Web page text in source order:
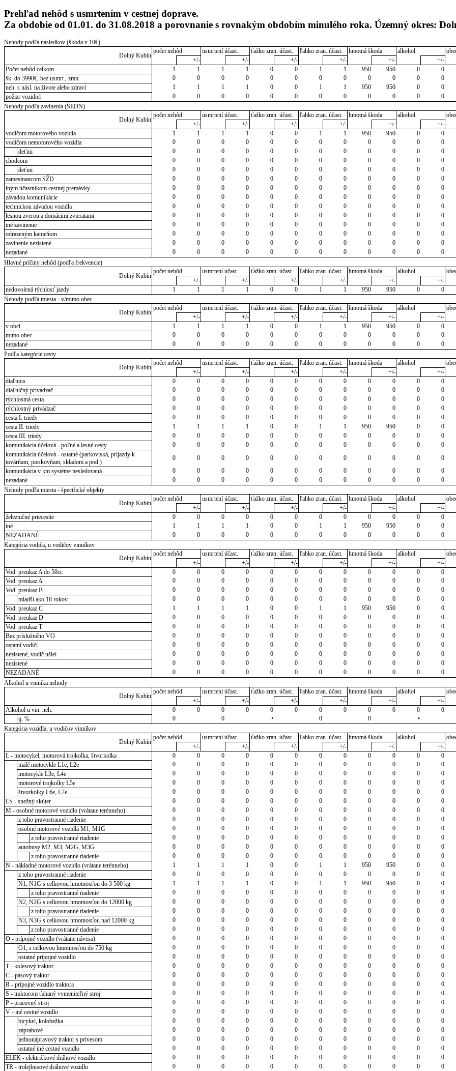
Prehľad nehôd s usmrtením v cestnej doprave.
Za obdobie od 01.01. do 31.08.2018 a porovnanie s rovnakým obdobím minulého roka. Územný okres:
Nehody podľa následkov (škoda v 10€)
Dolný Kubín
počet nehôd usmrtení účast. ťažko zran. účast. ľahko zran. účast. hmotná škoda alkohol
+/-
+/- +/- +/- +/- +/-
Počet nehôd celkom
1 1 1 1 0 0 1 1 950 950 0 0
šk. do 3990€, bez usmrt., zran.
0 0 0 0 0 0 0 0 0 0 0 0
neh. s násl. na živote alebo zdraví
1 1 1 1 0 0 1 1 950 950 0 0
požiar vozidiel
0 0 0 0 0 0 0 0 0 0 0 0
Nehody podľa zavinenia (ŠEDN)
Dolný Kubín
počet nehôd usmrtení účast. ťažko zran. účast. ľahko zran. účast. hmotná škoda alkohol
+/-
+/- +/- +/- +/- +/-
vodičom motorového vozidla
1 1 1 1 0 0 1 1 950 950 0 0
vodičom nemotorového vozidla
0 0 0 0 0 0 0 0 0 0 0 0
deťmi
0 0 0 0 0 0 0 0 0 0 0 0
chodcom
0 0 0 0 0 0 0 0 0 0 0 0
deťmi
0 0 0 0 0 0 0 0 0 0 0 0
zamestnancom SŽD
0 0 0 0 0 0 0 0 0 0 0 0
iným účastníkom cestnej premávky
0 0 0 0 0 0 0 0 0 0 0 0
závadou komunikácie
0 0 0 0 0 0 0 0 0 0 0 0
technickou závadou vozidla
0 0 0 0 0 0 0 0 0 0 0 0
lesnou zverou a domácimi zvieratami
0 0 0 0 0 0 0 0 0 0 0 0
iné zavinenie
0 0 0 0 0 0 0 0 0 0 0 0
odrazeným kameňom
0 0 0 0 0 0 0 0 0 0 0 0
zavinenie nezistené
0 0 0 0 0 0 0 0 0 0 0 0
nezadané
0 0 0 0 0 0 0 0 0 0 0 0
Hlavné príčiny nehôd (podľa frekvencie)
Dolný Kubín
počet nehôd usmrtení účast. ťažko zran. účast. ľahko zran. účast. hmotná škoda alkohol
+/-
+/- +/- +/- +/- +/-
nedovolená rýchlosť jazdy
1 1 1 1 0 0 1 1 950 950 0 0
Nehody podľa miesta - v/mimo obec
Dolný Kubín
počet nehôd usmrtení účast. ťažko zran. účast. ľahko zran. účast. hmotná škoda alkohol
+/-
+/- +/- +/- +/- +/-
v obci
1 1 1 1 0 0 1 1 950 950 0 0
mimo obec
0 0 0 0 0 0 0 0 0 0 0 0
nezadané
0 0 0 0 0 0 0 0 0 0 0 0
Podľa kategórie cesty
Dolný Kubín
počet nehôd usmrtení účast. ťažko zran. účast. ľahko zran. účast. hmotná škoda alkohol
+/-
+/- +/- +/- +/- +/-
diaľnica
0 0 0 0 0 0 0 0 0 0 0 0
diaľničný privádzač
0 0 0 0 0 0 0 0 0 0 0 0
rýchlostná cesta
0 0 0 0 0 0 0 0 0 0 0 0
rýchlostný privádzač
0 0 0 0 0 0 0 0 0 0 0 0
cesta I. triedy
0 0 0 0 0 0 0 0 0 0 0 0
cesta II. triedy
1 1 1 1 0 0 1 1 950 950 0 0
cesta III. triedy
0 0 0 0 0 0 0 0 0 0 0 0
komunikácia účelová - poľné a lesné cesty
0 0 0 0 0 0 0 0 0 0 0 0
komunikácia účelová - ostatné (parkoviská, príjazdy k
továrňam, pieskovňam, skladom a pod.)
0 0 0 0 0 0 0 0 0 0 0 0
komunikácia v km systéme nesledovaná
0 0 0 0 0 0 0 0 0 0 0 0
nezadané
0 0 0 0 0 0 0 0 0 0 0 0
Nehody podľa miesta - špecifické objekty
Dolný Kubín
počet nehôd usmrtení účast. ťažko zran. účast. ľahko zran. účast. hmotná škoda alkohol
+/-
+/- +/- +/- +/- +/-
železničné priecestie
0 0 0 0 0 0 0 0 0 0 0 0
iné
1 1 1 1 0 0 1 1 950 950 0 0
NEZADANÉ
0 0 0 0 0 0 0 0 0 0 0 0
Kategória vodiča, u vodičov vinníkov
Dolný Kubín
počet nehôd usmrtení účast. ťažko zran. účast. ľahko zran. účast. hmotná škoda alkohol
+/-
+/- +/- +/- +/- +/-
Vod. preukaz A do 50cc
0 0 0 0 0 0 0 0 0 0 0 0
Vod. preukaz A
0 0 0 0 0 0 0 0 0 0 0 0
Vod. preukaz B
0 0 0 0 0 0 0 0 0 0 0 0
mladší ako 18 rokov
0 0 0 0 0 0 0 0 0 0 0 0
Vod. preukaz C
1 1 1 1 0 0 1 1 950 950 0 0
Vod. preukaz D
0 0 0 0 0 0 0 0 0 0 0 0
Vod. preukaz T
0 0 0 0 0 0 0 0 0 0 0 0
Bez príslušného VO
0 0 0 0 0 0 0 0 0 0 0 0
ostatní vodiči
0 0 0 0 0 0 0 0 0 0 0 0
nezistené, vodič ušiel
0 0 0 0 0 0 0 0 0 0 0 0
nezistené
0 0 0 0 0 0 0 0 0 0 0 0
NEZADANÉ
0 0 0 0 0 0 0 0 0 0 0 0
Alkohol u vinníka nehody
Dolný Kubín
počet nehôd usmrtení účast. ťažko zran. účast. ľahko zran. účast. hmotná škoda alkohol
+/-
+/- +/- +/- +/- +/-
Alkohol u vin. neh.
0 0 0 0 0 0 0 0 0 0 0 0
tj. %
0 0 • 0 0 •
Kategória vozidla, u vodičov vinníkov
Dolný Kubín
počet nehôd usmrtení účast. ťažko zran. účast. ľahko zran. účast. hmotná škoda alkohol
+/-
+/- +/- +/- +/- +/-
L - motocykel, motorová trojkolka, štvorkolka
0 0 0 0 0 0 0 0 0 0 0 0
malé motocykle L1e, L2e
0 0 0 0 0 0 0 0 0 0 0 0
motocykle L3e, L4e
0 0 0 0 0 0 0 0 0 0 0 0
motorové trojkolky L5e
0 0 0 0 0 0 0 0 0 0 0 0
štvorkolky L6e, L7e
0 0 0 0 0 0 0 0 0 0 0 0
LS - snežný skúter
0 0 0 0 0 0 0 0 0 0 0 0
M - osobné motorové vozidlo (vrátane terénneho)
0 0 0 0 0 0 0 0 0 0 0 0
z toho pravostranné riadenie
0 0 0 0 0 0 0 0 0 0 0 0
osobné motorové vozidlá M1, M1G
0 0 0 0 0 0 0 0 0 0 0 0
z toho pravostranné riadenie
0 0 0 0 0 0 0 0 0 0 0 0
autobusy M2, M3, M2G, M3G
0 0 0 0 0 0 0 0 0 0 0 0
z toho pravostranné riadenie
0 0 0 0 0 0 0 0 0 0 0 0
N - nákladné motorové vozidlo (vrátane terénneho)
1 1 1 1 0 0 1 1 950 950 0 0
z toho pravostranné riadenie
0 0 0 0 0 0 0 0 0 0 0 0
N1, N1G s celkovou hmotnosťou do 3 500 kg
1 1 1 1 0 0 1 1 950 950 0 0
z toho pravostranné riadenie
0 0 0 0 0 0 0 0 0 0 0 0
N2, N2G s celkovou hmotnosťou do 12000 kg
0 0 0 0 0 0 0 0 0 0 0 0
z toho pravostranné riadenie
0 0 0 0 0 0 0 0 0 0 0 0
N3, N3G s celkovou hmotnosťou nad 12000 kg
0 0 0 0 0 0 0 0 0 0 0 0
z toho pravostranné riadenie
0 0 0 0 0 0 0 0 0 0 0 0
O - prípojné vozidlo (vrátane návesa)
0 0 0 0 0 0 0 0 0 0 0 0
O1, s celkovou hmotnosťou do 750 kg
0 0 0 0 0 0 0 0 0 0 0 0
ostatné prípojné vozidlo
0 0 0 0 0 0 0 0 0 0 0 0
T - kolesový traktor
0 0 0 0 0 0 0 0 0 0 0 0
C - pásový traktor
0 0 0 0 0 0 0 0 0 0 0 0
R - prípojné vozidlo traktora
0 0 0 0 0 0 0 0 0 0 0 0
S - traktorom ťahaný vymeniteľný stroj
0 0 0 0 0 0 0 0 0 0 0 0
P - pracovný stroj
0 0 0 0 0 0 0 0 0 0 0 0
V - iné cestné vozidlo
0 0 0 0 0 0 0 0 0 0 0 0
bicykel, kolobežka
0 0 0 0 0 0 0 0 0 0 0 0
záprahové
0 0 0 0 0 0 0 0 0 0 0 0
jednonápravový traktor s prívesom
0 0 0 0 0 0 0 0 0 0 0 0
ostatné iné cestné vozidlo
0 0 0 0 0 0 0 0 0 0 0 0
ELEK - električkové dráhové vozidlo
0 0 0 0 0 0 0 0 0 0 0 0
TR - trolejbusové dráhové vozidlo
0 0 0 0 0 0 0 0 0 0 0 0